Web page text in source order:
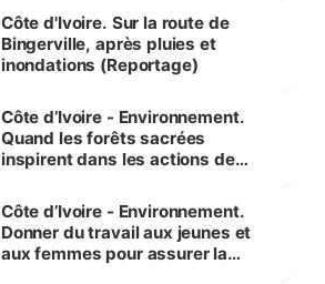
(Alassane Ouattara
Côte d'Ivoire. Sur la route de
Bingerville, après pluies et
inondations (Reportage)
Côte d’Ivoire - Environnement.
Quand les forêts sacrées
inspirent dans les actions de
Côte d’Ivoire - Environnement.
Donner du travail aux jeunes et
aux femmes pour assurer la